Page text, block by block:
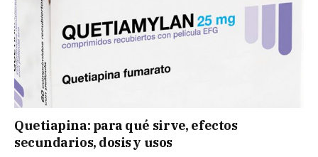
Quetiapina: para qué sirve, efectos
secundarios, dosis y usos